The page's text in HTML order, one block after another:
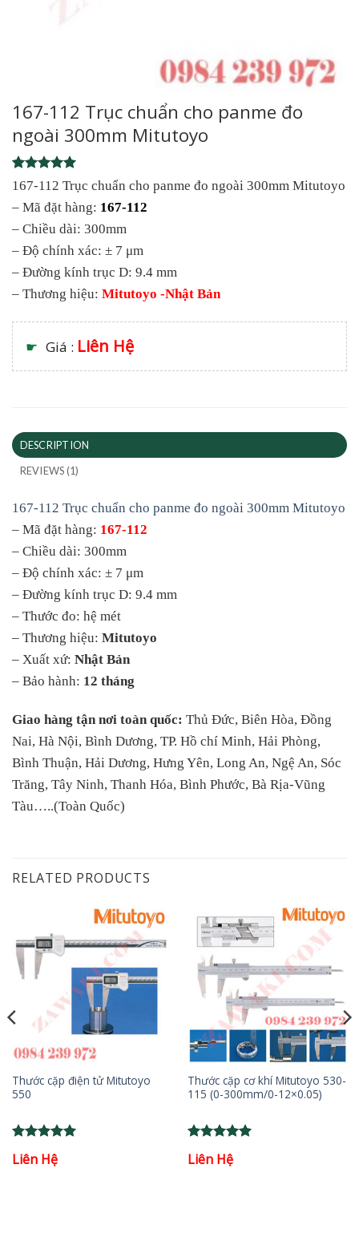
167-112 Trục chuẩn cho panme đo
ngoài 300mm Mitutoyo
Rated5
out of 5
based on
1
rating
167-112 Trục chuẩn cho panme đo ngoài 300mm Mitutoyo
– Mã đặt hàng: 167-112
– Chiều dài: 300mm
– Độ chính xác: ± 7 μm
– Đường kính trục D: 9.4 mm
– Thương hiệu: Mitutoyo -Nhật Bản
☛ Giá : Liên Hệ
DESCRIPTION
REVIEWS (1)
167-112 Trục chuẩn cho panme đo ngoài 300mm Mitutoyo
– Mã đặt hàng: 167-112
– Chiều dài: 300mm
– Độ chính xác: ± 7 μm
– Đường kính trục D: 9.4 mm
– Thước đo: hệ mét
– Thương hiệu: Mitutoyo
– Xuất xứ: Nhật Bản
– Bảo hành: 12 tháng
Giao hàng tận nơi toàn quốc: Thủ Đức, Biên Hòa, Đồng
Nai, Hà Nội, Bình Dương, TP. Hồ chí Minh, Hải Phòng,
Bình Thuận, Hải Dương, Hưng Yên, Long An, Ngệ An, Sóc
Trăng, Tây Ninh, Thanh Hóa, Bình Phước, Bà Rịa-Vũng
Tàu…..(Toàn Quốc)
RELATED PRODUCTS
Thước cặp điện tử Mitutoyo
550
out of 5
Liên Hệ
Thước cặp cơ khí Mitutoyo 530-
115 (0-300mm/0-12×0.05)
out of 5
Liên Hệ